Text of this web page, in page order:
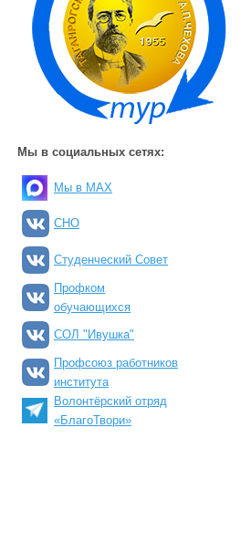
Мы в социальных сетях:
Мы в MAX
СНО
Студенческий Совет
Профком
обучающихся
СОЛ "Ивушка"
Профсоюз работников
института
Волонтёрский отряд
«БлагоТвори»